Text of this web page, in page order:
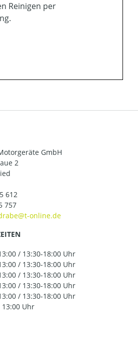
Reinigen per
GmbH
2
612
757
/ 13:30-18:00 Uhr
/ 13:30-18:00 Uhr
/ 13:30-18:00 Uhr
/ 13:30-18:00 Uhr
/ 13:30-18:00 Uhr
13:00 Uhr